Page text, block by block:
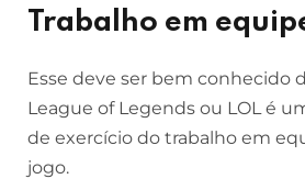
Trabalho em
Esse deve ser bem conhecido
League of Legends ou LOL é
de exercício do trabalho em
jogo.